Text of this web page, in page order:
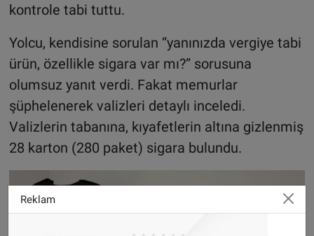
kontrole tabi tuttu.
Yolcu, kendisine sorulan “yanınızda vergiye tabi
ürün, özellikle sigara var mı?” sorusuna
olumsuz yanıt verdi. Fakat memurlar
şüphelenerek valizleri detaylı inceledi.
Valizlerin tabanına, kıyafetlerin altına gizlenmiş
28 karton (280 paket) sigara bulundu.
Reklam